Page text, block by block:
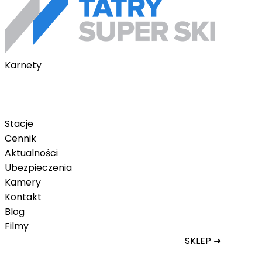
Karnety
Stacje
Cennik
Aktualności
Ubezpieczenia
Kamery
Kontakt
Blog
Filmy
SKLEP